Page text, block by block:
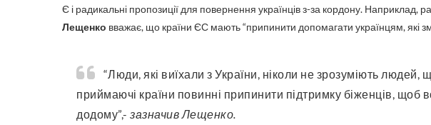
Є і радикальні пропозиції для повернення українців з-за кордону. Наприклад,
Лещенко вважає, що країни ЄС мають “припинити допомагати українцям, які
“Люди, які виїхали з України, ніколи не зрозуміють людей, що залишилися. Я вважаю, що
приймаючі країни повинні припинити підтримку біженців, щоб
додому”,- зазначив Лещенко.